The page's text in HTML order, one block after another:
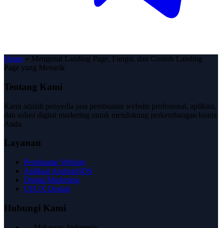
Home » Mengenal Landing Page, Fungsi, dan Contoh Landing
Page yang Menarik
Tentang Kami
Kami adalah penyedia jasa pembuatan website profesional, aplikasi,
dan solusi digital marketing untuk mendukung perkembangan bisnis
Anda.
Layanan
Pembuatan Website
Aplikasi Android/iOS
Digital Marketing
UI/UX Design
Hubungi Kami